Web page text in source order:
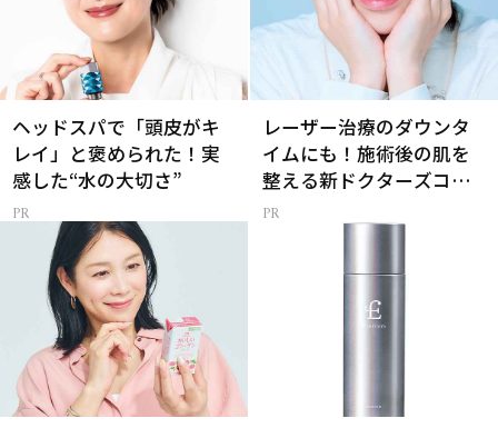
ヘッドスパで「頭皮がキ
レイ」と褒められた！実
感した“水の大切さ”
レーザー治療のダウンタ
イムにも！施術後の肌を
整える新ドクターズコス
メ